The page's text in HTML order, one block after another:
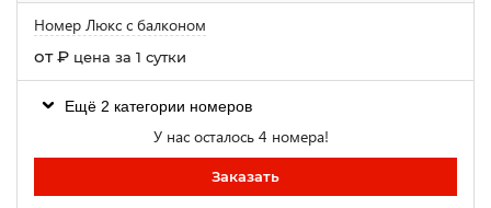
Номер Люкс с балконом
от₽ цена за 1 сутки
Ещё 2 категории номеров
У нас осталось 4 номера!
Заказать